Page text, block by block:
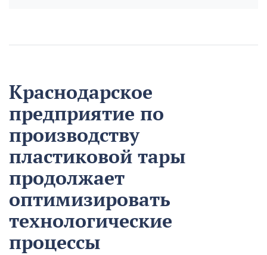
Краснодарское
предприятие по
производству
пластиковой тары
продолжает
оптимизировать
технологические
процессы